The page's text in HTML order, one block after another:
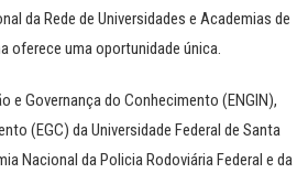
da Rede de Universidades e Academias de
oferece uma oportunidade única.
e Governança do Conhecimento (ENGIN),
(EGC) da Universidade Federal de Santa
Nacional da Policia Rodoviária Federal e da